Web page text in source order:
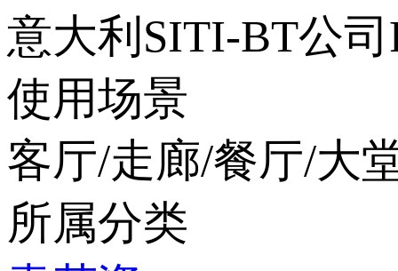
意大利SITI-BT公司
使用场景
客厅/走廊/餐厅/大
所属分类